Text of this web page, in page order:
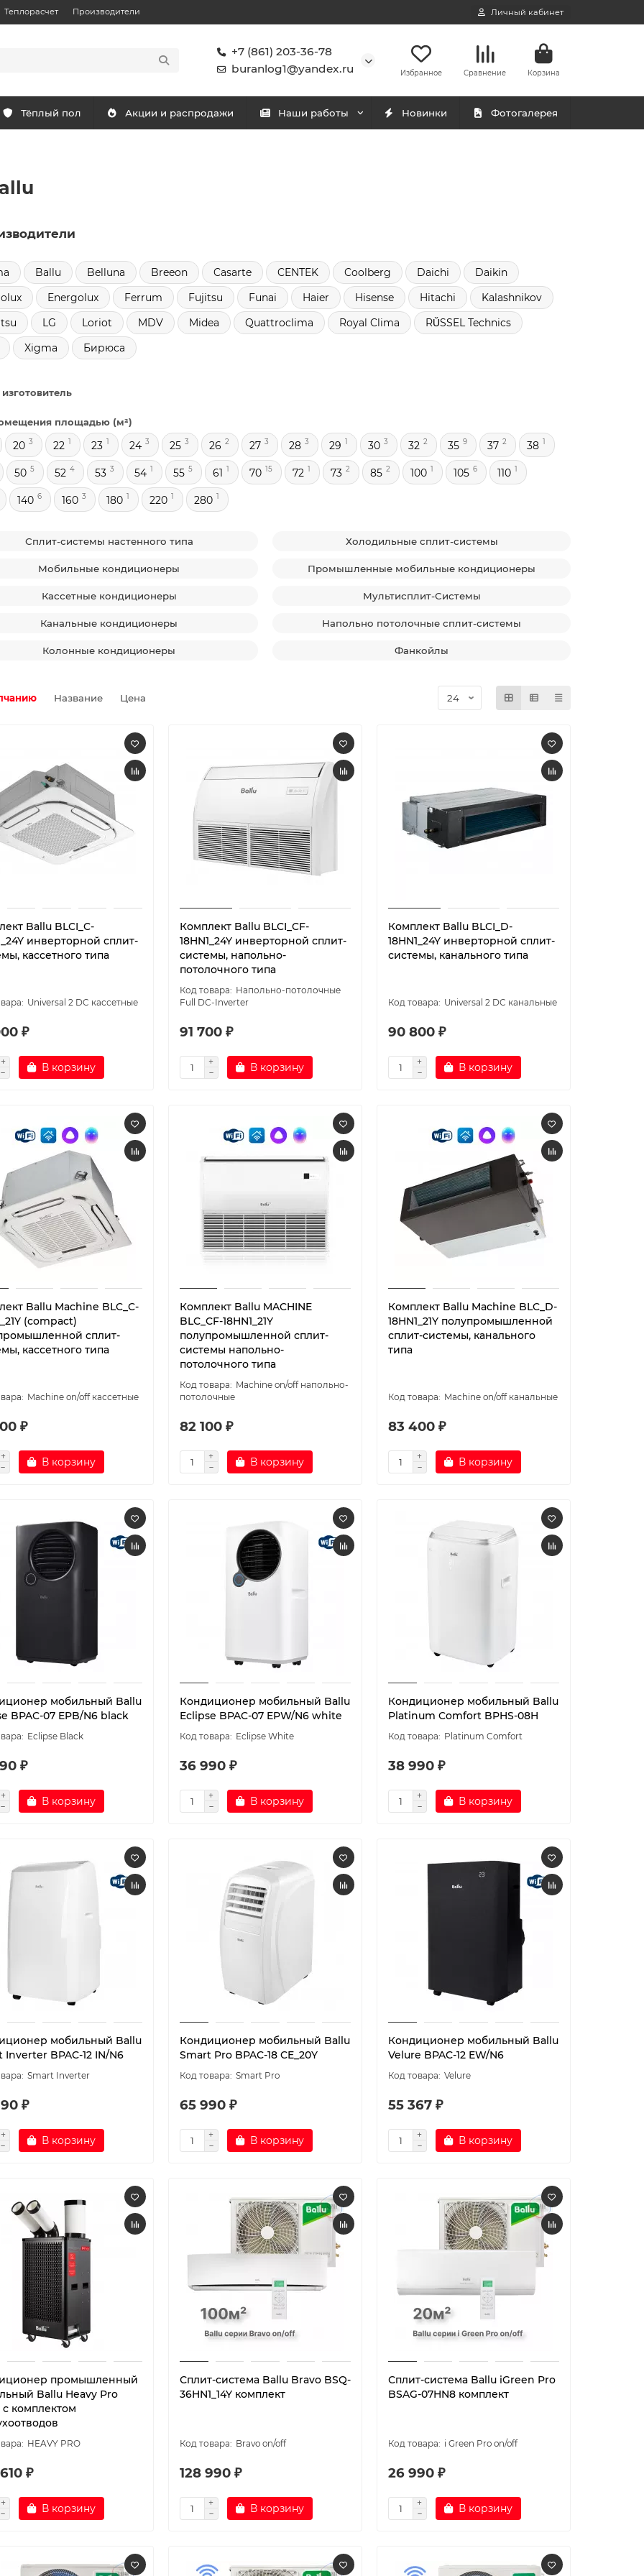
Теплорасчет Производители Личный кабинет
+7 (861) 203-36-78
buranlog1@yandex.ru
Избранное Сравнение Корзина
Тёплый пол Акции и распродажи Наши работы Новинки Фотогалерея
Ballu Belluna Breeon Casarte CENTEK Coolberg Daichi
Daikin
Energolux Ferrum Fujitsu Funai Haier Hisense Hitachi
Kalashnikov
LG Loriot MDV Midea Quattroclima Royal Clima
RŬSSEL Technics
Xigma Бирюса
площадью (м²)
20 3 22 1 23 1 24 3 25 3 26 2 27 3 28 3 29 1 30 3 32 2 35 9 37 2 38 1
50 5 52 4 53 3 54 1 55 5 61 1 70 15 72 1 73 2 85 2 100 1 105 6 110 1
140 6 160 3 180 1 220 1 280 1
Сплит-системы настенного типа Холодильные сплит-системы
Мобильные кондиционеры Промышленные мобильные кондиционеры
Кассетные кондиционеры Мультисплит-Системы
Канальные кондиционеры Напольно потолочные сплит-системы
Колонные кондиционеры Фанкойлы
Название Цена
Ballu BLCI_C-
инверторной сплит-
кассетного типа
Universal 2 DC кассетные
₽
В корзину
Комплект Ballu BLCI_CF-
18HN1_24Y инверторной сплит-
системы, напольно-
потолочного типа
Напольно-потолочные
Full DC-Inverter
91 700 ₽
В корзину
Комплект Ballu BLCI_D-
18HN1_24Y инверторной сплит-
системы, канального типа
Universal 2 DC канальные
90 800 ₽
В корзину
Ballu Machine BLC_C-
(compact)
сплит-
кассетного типа
Machine on/off кассетные
₽
В корзину
Комплект Ballu MACHINE
BLC_CF-18HN1_21Y
полупромышленной сплит-
системы напольно-
потолочного типа
Machine on/off напольно-
потолочные
82 100 ₽
В корзину
Комплект Ballu Machine BLC_D-
18HN1_21Y полупромышленной
сплит-системы, канального
типа
Machine on/off канальные
83 400 ₽
В корзину
мобильный Ballu
BPAC-07 EPB/N6 black
Eclipse Black
₽
В корзину
Кондиционер мобильный Ballu
Eclipse BPAC-07 EPW/N6 white
Eclipse White
36 990 ₽
В корзину
Кондиционер мобильный Ballu
Platinum Comfort BPHS-08H
Platinum Comfort
38 990 ₽
В корзину
мобильный Ballu
Inverter BPAC-12 IN/N6
Smart Inverter
₽
В корзину
Кондиционер мобильный Ballu
Smart Pro BPAC-18 CE_20Y
Smart Pro
65 990 ₽
В корзину
Кондиционер мобильный Ballu
Velure BPAC-12 EW/N6
Velure
55 367 ₽
В корзину
промышленный
Ballu Heavy Pro
с комплектом
HEAVY PRO
₽
В корзину
Сплит-система Ballu Bravo BSQ-
36HN1_14Y комплект
Bravo on/off
128 990 ₽
В корзину
Сплит-система Ballu iGreen Pro
BSAG-07HN8 комплект
i Green Pro on/off
26 990 ₽
В корзину